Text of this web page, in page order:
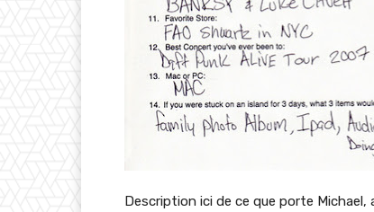
Description ici de ce que porte Michael,